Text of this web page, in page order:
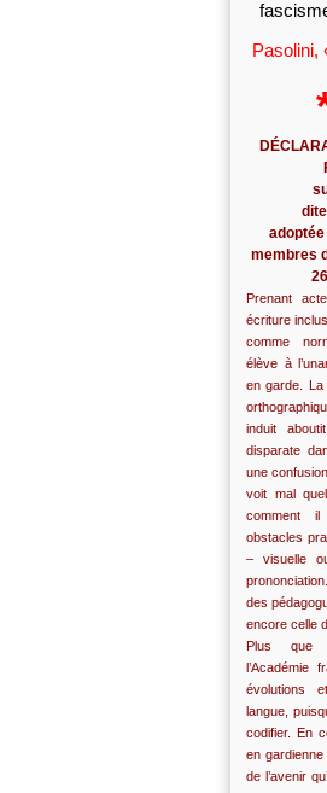
Pasolini,
adoptée
membres
Prenant
écriture
comme
élève à
en garde. La
induit
disparate
une
voit mal
comment
obstacles
– visuelle
des
encore celle
Plus que
l’Académie
évolutions
langue,
codifier. En
en
de l’avenir